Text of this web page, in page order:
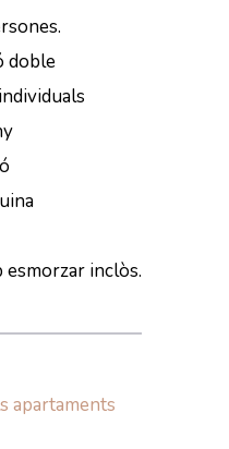
doble
inclòs.
apartaments